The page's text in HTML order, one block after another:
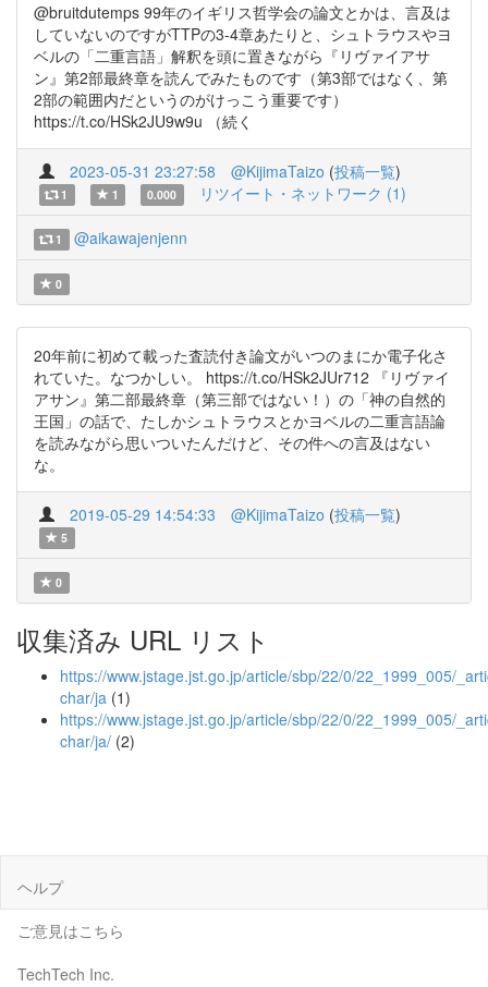
@bruitdutemps 99年のイギリス哲学会の論文とかは、言及は
していないのですがTTPの3-4章あたりと、シュトラウスやヨ
ベルの「二重言語」解釈を頭に置きながら『リヴァイアサ
ン』第2部最終章を読んでみたものです（第3部ではなく、第
2部の範囲内だというのがけっこう重要です）
https://t.co/HSk2JU9w9u （続く
2023-05-31 23:27:58 @KijimaTaizo (投稿一覧)
1 1 0.000 リツイート・ネットワーク (1)
1 @aikawajenjenn
0
20年前に初めて載った査読付き論文がいつのまにか電子化さ
れていた。なつかしい。 https://t.co/HSk2JUr712 『リヴァイ
アサン』第二部最終章（第三部ではない！）の「神の自然的
王国」の話で、たしかシュトラウスとかヨベルの二重言語論
を読みながら思いついたんだけど、その件への言及はない
な。
2019-05-29 14:54:33 @KijimaTaizo (投稿一覧)
5
0
収集済み URL リスト
https://www.jstage.jst.go.jp/article/sbp/22/0/22_1999_005/
char/ja (1)
https://www.jstage.jst.go.jp/article/sbp/22/0/22_1999_005/
char/ja/ (2)
ヘルプ
ご意見はこちら
TechTech Inc.